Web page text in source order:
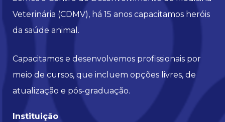
Veterinária (CDMV), há 15 anos capacitamos heróis
da saúde animal.
Capacitamos e desenvolvemos profissionais por
meio de cursos, que incluem opções livres, de
atualização e pós-graduação.
Instituição